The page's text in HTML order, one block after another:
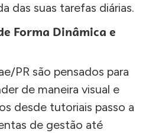
das suas tarefas diárias.
Forma Dinâmica e
PR são pensados para
de maneira visual e
desde tutoriais passo a
de gestão até